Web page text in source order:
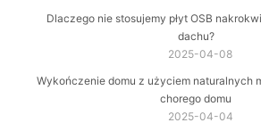
Dlaczego nie stosujemy płyt OSB
dachu?
2025-04-08
Wykończenie domu z użyciem naturalnych
chorego domu
2025-04-04